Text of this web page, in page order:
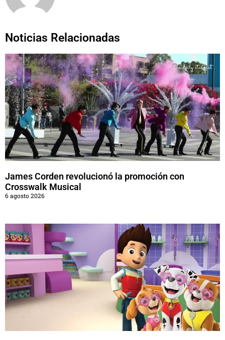
Noticias Relacionadas
James Corden revolucionó la promoción con
Crosswalk Musical
6 agosto 2026